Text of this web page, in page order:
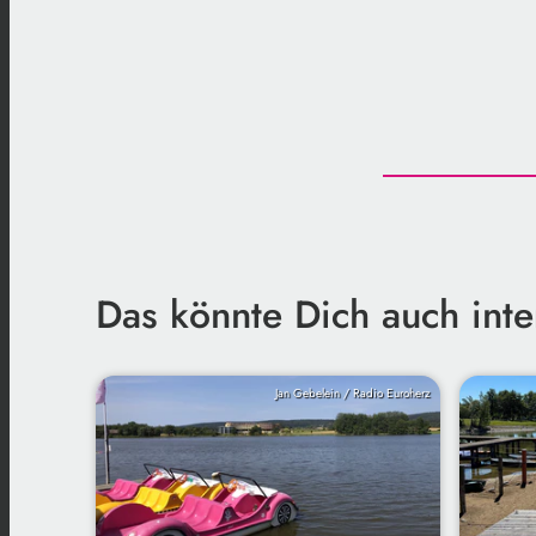
Das könnte Dich auch
Jan Gebelein / Radio Euroherz